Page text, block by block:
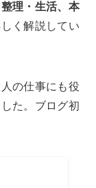
理・生活、本
く解説してい
の仕事にも役
た。ブログ初